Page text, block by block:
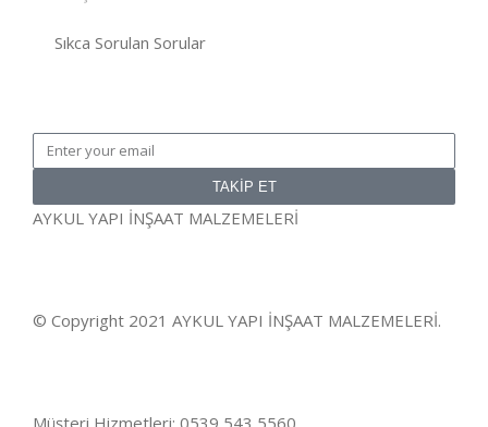
Sıkca Sorulan Sorular
TAKİP ET
AYKUL YAPI İNŞAAT MALZEMELERİ
© Copyright 2021 AYKUL YAPI İNŞAAT MALZEMELERİ.
Müşteri Hizmetleri: 0539 543 5560